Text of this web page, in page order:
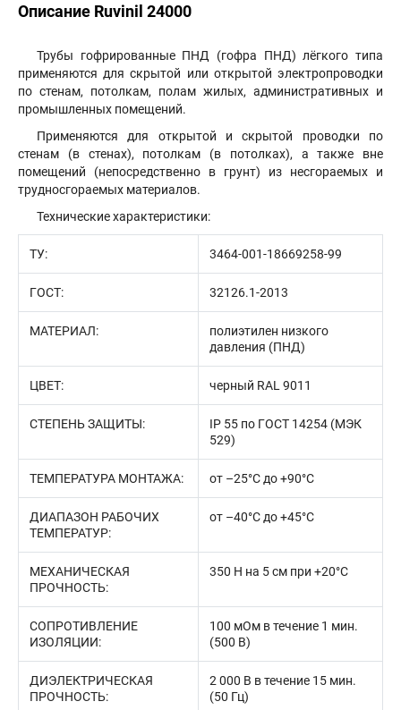
Описание Ruvinil 24000
Трубы гофрированные ПНД (гофра ПНД) лёгкого типа
применяются для скрытой или открытой электропроводки
по стенам, потолкам, полам жилых, административных и
промышленных помещений.
Применяются для открытой и скрытой проводки по
стенам (в стенах), потолкам (в потолках), а также вне
помещений (непосредственно в грунт) из несгораемых и
трудносгораемых материалов.
Технические характеристики:
ТУ: 3464-001-18669258-99
ГОСТ: 32126.1-2013
МАТЕРИАЛ:
полиэтилен низкого
давления (ПНД)
ЦВЕТ: черный RAL 9011
СТЕПЕНЬ ЗАЩИТЫ:
IP 55 по ГОСТ 14254 (МЭК
529)
ТЕМПЕРАТУРА МОНТАЖА: от –25°С до +90°С
ДИАПАЗОН РАБОЧИХ
ТЕМПЕРАТУР:
от –40°С до +45°С
МЕХАНИЧЕСКАЯ
ПРОЧНОСТЬ:
350 Н на 5 см при +20°С
СОПРОТИВЛЕНИЕ
ИЗОЛЯЦИИ:
100 мОм в течение 1 мин.
(500 В)
ДИЭЛЕКТРИЧЕСКАЯ
ПРОЧНОСТЬ:
2 000 В в течение 15 мин.
(50 Гц)